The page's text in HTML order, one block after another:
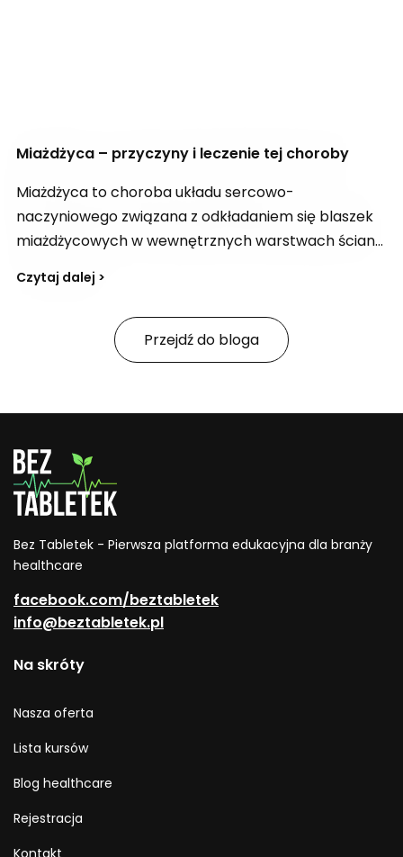
Miażdżyca – przyczyny i leczenie tej choroby
Miażdżyca to choroba układu sercowo-
naczyniowego związana z odkładaniem się blaszek
miażdżycowych w wewnętrznych warstwach ścian
przepływ krwi, co może prowadzić do groźnych
powikłań, nawet przy całkowitym zablokowaniu
przepływu w danym naczyniu. Jakie są objawy
miażdżycy i jak powinna wyglądać profilaktyka, by
Czytaj dalej >
Przejdź do bloga
Bez Tabletek - Pierwsza platforma edukacyjna dla branży
healthcare
facebook.com/beztabletek
info@beztabletek.pl
Na skróty
Nasza oferta
Lista kursów
Blog healthcare
Rejestracja